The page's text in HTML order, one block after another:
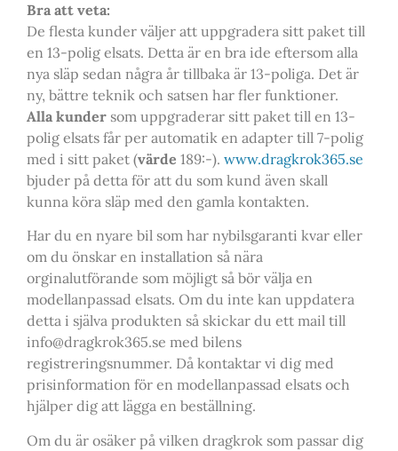
Bra att veta:
De flesta kunder väljer att uppgradera sitt paket till
en 13-polig elsats. Detta är en bra ide eftersom alla
nya släp sedan några år tillbaka är 13-poliga. Det är
ny, bättre teknik och satsen har fler funktioner.
Alla kunder som uppgraderar sitt paket till en 13-
polig elsats får per automatik en adapter till 7-polig
med i sitt paket (värde 189:-). www.dragkrok365.se
bjuder på detta för att du som kund även skall
kunna köra släp med den gamla kontakten.
Har du en nyare bil som har nybilsgaranti kvar eller
om du önskar en installation så nära
orginalutförande som möjligt så bör välja en
modellanpassad elsats. Om du inte kan uppdatera
detta i själva produkten så skickar du ett mail till
info@dragkrok365.se med bilens
registreringsnummer. Då kontaktar vi dig med
prisinformation för en modellanpassad elsats och
hjälper dig att lägga en beställning.
Om du är osäker på vilken dragkrok som passar dig